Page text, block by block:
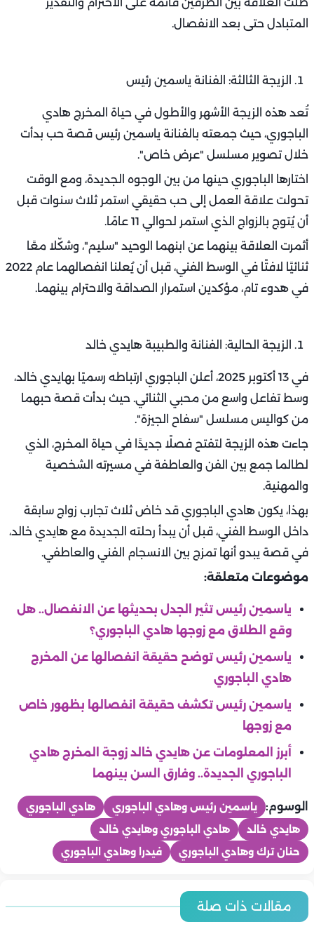
المتبادل حتى بعد الانفصال.
الزيجة الثالثة: الفنانة ياسمين رئيس
تُعد هذه الزيجة الأشهر والأطول في حياة المخرج هادي
الباجوري، حيث جمعته بالفنانة ياسمين رئيس قصة حب بدأت
خلال تصوير مسلسل "عرض خاص".
اختارها الباجوري حينها من بين الوجوه الجديدة، ومع الوقت
تحولت علاقة العمل إلى حب حقيقي استمر ثلاث سنوات قبل
أن يُتوج بالزواج الذي استمر لحوالي 11 عامًا.
أثمرت العلاقة بينهما عن ابنهما الوحيد "سليم"، وشكّلا معًا
ثنائيًا لافتًا في الوسط الفني، قبل أن يُعلنا انفصالهما عام 2022
في هدوء تام، مؤكدين استمرار الصداقة والاحترام بينهما.
الزيجة الحالية: الفنانة والطبيبة هايدي خالد
في 13 أكتوبر 2025، أعلن الباجوري ارتباطه رسميًا بهايدي خالد،
وسط تفاعل واسع من محبي الثنائي. حيث بدأت قصة حبهما
من كواليس مسلسل "سفاح الجيزة".
جاءت هذه الزيجة لتفتح فصلًا جديدًا في حياة المخرج، الذي
لطالما جمع بين الفن والعاطفة في مسيرته الشخصية
والمهنية.
بهذا، يكون هادي الباجوري قد خاض ثلاث تجارب زواج سابقة
داخل الوسط الفني، قبل أن يبدأ رحلته الجديدة مع هايدي خالد،
في قصة يبدو أنها تمزج بين الانسجام الفني والعاطفي.
موضوعات متعلقة:
ياسمين رئيس تثير الجدل بحديثها عن الانفصال.. هل
وقع الطلاق مع زوجها هادي الباجوري؟
ياسمين رئيس توضح حقيقة انفصالها عن المخرج
هادي الباجوري
ياسمين رئيس تكشف حقيقة انفصالها بظهور خاص
مع زوجها
أبرز المعلومات عن هايدي خالد زوجة المخرج هادي
الباجوري الجديدة.. وفارق السن بينهما
الوسوم: ياسمين رئيس وهادي الباجوري
هادي الباجوري
هايدي خالد
هادي الباجوري وهايدي خالد
حنان ترك وهادي الباجوري
فيدرا وهادي الباجوري
مقالات ذات صلة
منوعات
أسعار الذهب اليوم | الخميس 6 -8- 2026 بالإمارات.. تحديث يومي
كزبرة وعصام صاصا يطرحان «بيان هام» بالتزامن مع اقتراب عرض
منوعات
منوعات